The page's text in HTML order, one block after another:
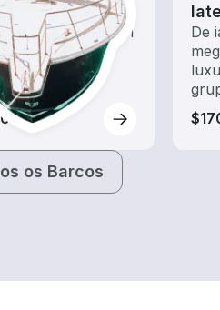
águas locais com
de barco
passeios e
De
os Barcos